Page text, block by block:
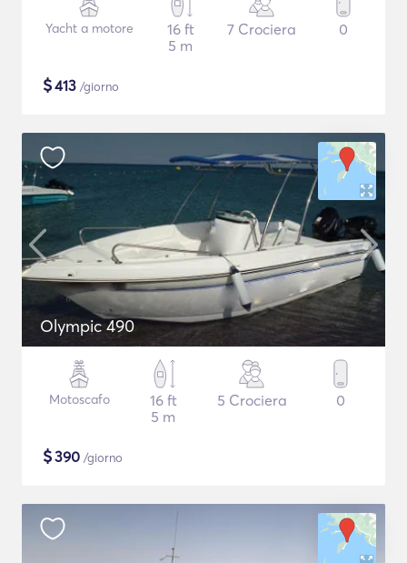
Yacht a motore
16 ft
5 m
7 Crociera 0
$413 /giorno
Olympic 490
Motoscafo
16 ft
5 m
5 Crociera 0
$390 /giorno